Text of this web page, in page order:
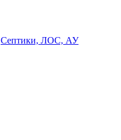
Септики, ЛОС, АУ